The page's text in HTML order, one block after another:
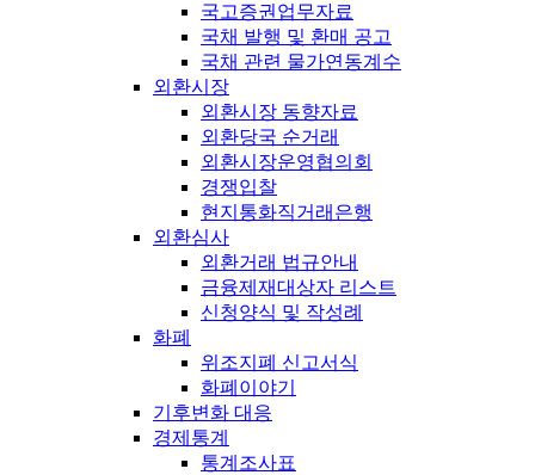
국고증권업무자료
국채 발행 및 환매 공고
국채 관련 물가연동계수
외환시장
외환시장 동향자료
외환당국 순거래
외환시장운영협의회
경쟁입찰
현지통화직거래은행
외환심사
외환거래 법규안내
금융제재대상자 리스트
신청양식 및 작성례
화폐
위조지폐 신고서식
화폐이야기
기후변화 대응
경제통계
통계조사표